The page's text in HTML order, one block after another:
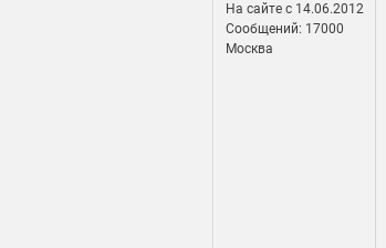
На сайте c 14.06.2012
Сообщений: 17000
Москва